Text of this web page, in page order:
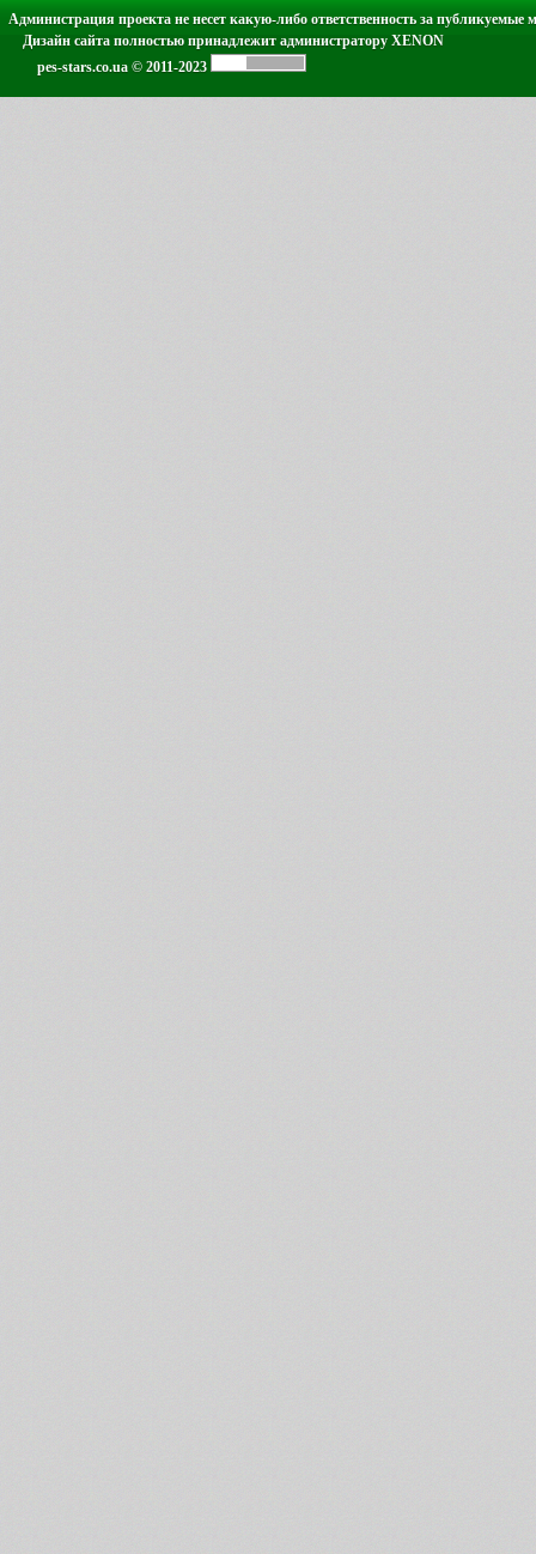
Администрация проекта не несет какую-либо ответственность за публикуемые
Дизайн сайта полностью принадлежит администратору XENON
pes-stars.co.ua © 2011-2023